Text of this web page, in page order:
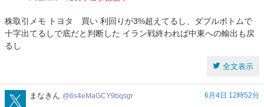
株取引メモ トヨタ 買い 利回りが3%超えてるし、ダブルボトムで
十字出てるしで底だと判断した イラン戦終われば中東への輸出も戻
るし
全文表示
6s4eMaGCY9bqsgr
まなきん 6s4eMaGCY9bqsgr
6月4日 12時52分